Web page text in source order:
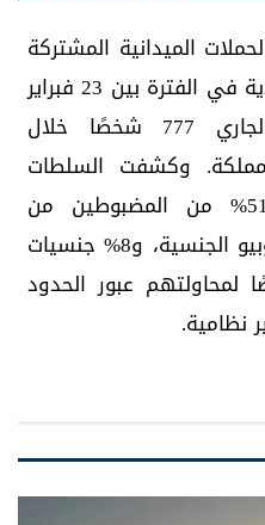
الميدانية المشتركة
في المملكة العربية السعودية في الفترة بين 23 فبراير
الماضي ومطلع مارس الجاري 777 شخصًا خلال
وكشفت السلطات
السعودية في بيان أن 51% من المضبوطين من
الجنسية اليمنية، و41% إثيوبيو الجنسية، و8% جنسيات
ضبطت 52 شخصًا لمحاولتهم عبور الحدود
نظامية.